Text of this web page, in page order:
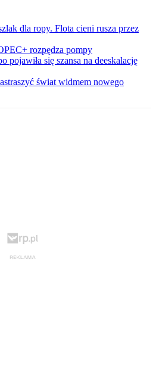
dla ropy. Flota cieni rusza przez
rozpędza pompy
pojawiła się szansa na deeskalację
świat widmem nowego